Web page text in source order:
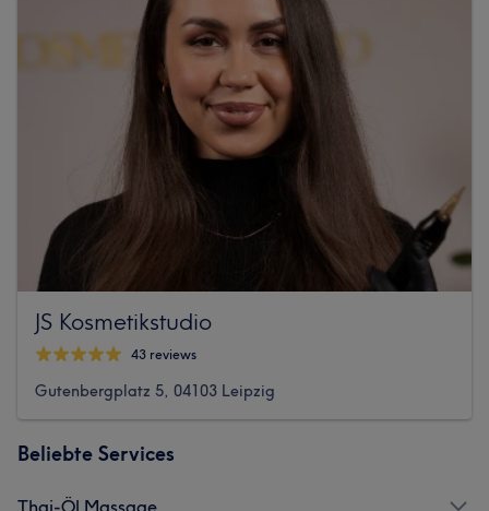
JS Kosmetikstudio
43 reviews
Gutenbergplatz 5, 04103 Leipzig
Beliebte Services
Thai-Öl Massage